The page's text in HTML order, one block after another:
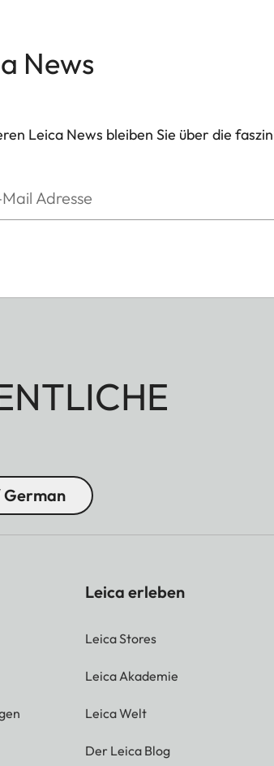
News
Leica News bleiben Sie über die
Leica erleben
Leica Stores
Leica Akademie
Leica Welt
Der Leica Blog